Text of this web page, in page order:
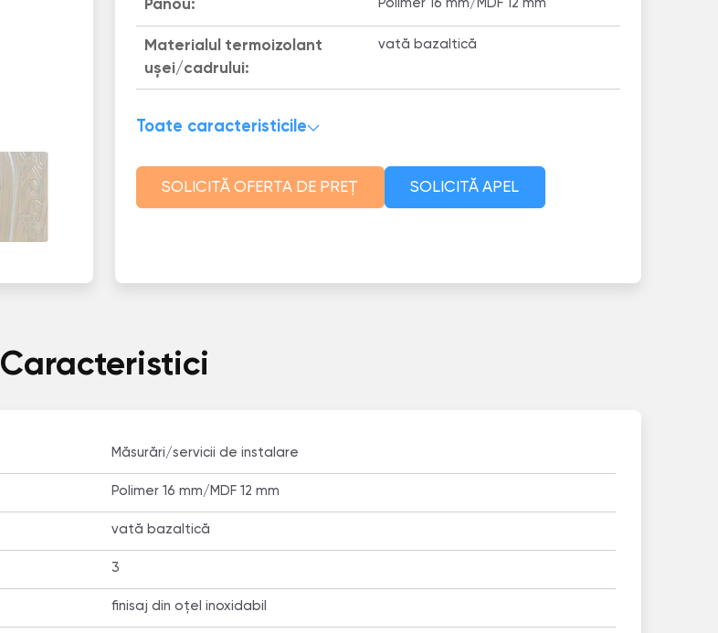
Panou: Polimer 16 mm/MDF 12 mm
Materialul termoizolant
uşei/cadrului:
vată bazaltică
Toate caracteristicile
SOLICITĂ OFERTA DE PREȚ SOLICITĂ APEL
Caracteristici
Măsurări/servicii de instalare
Polimer 16 mm/MDF 12 mm
vată bazaltică
3
finisaj din oțel inoxidabil